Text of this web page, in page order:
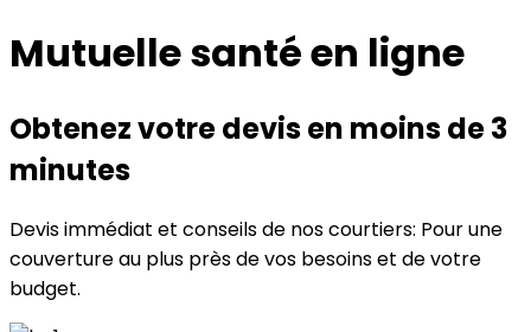
Mutuelle santé en ligne
Obtenez votre devis en moins de 3
minutes
Devis immédiat et conseils de nos courtiers: Pour une
couverture au plus près de vos besoins et de votre
budget.